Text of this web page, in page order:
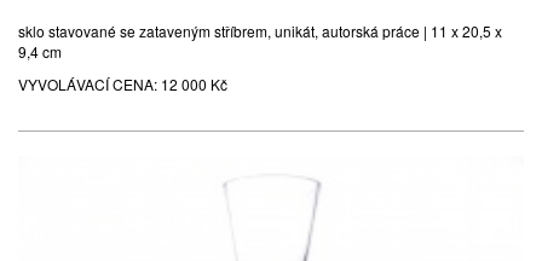
sklo stavované se zataveným stříbrem, unikát, autorská práce | 11 x 20,5 x
9,4 cm
VYVOLÁVACÍ CENA: 12 000 Kč